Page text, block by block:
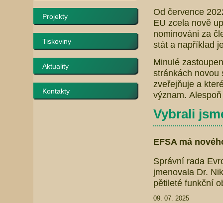
Projekty
Tiskoviny
Aktuality
Kontakty
Od července
EU zcela nově
nominováni za
stát a například
Minulé
stránkách novou
zveřejňuje a
význam.
Vybrali
EFSA má
Správní rada
jmenovala Dr.
pětileté funkční
09. 07. 2025